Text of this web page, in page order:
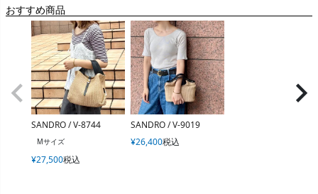
おすすめ商品
SANDRO / V-8744
Mサイズ
¥27,500税込
SANDRO / V-9019
¥26,400税込